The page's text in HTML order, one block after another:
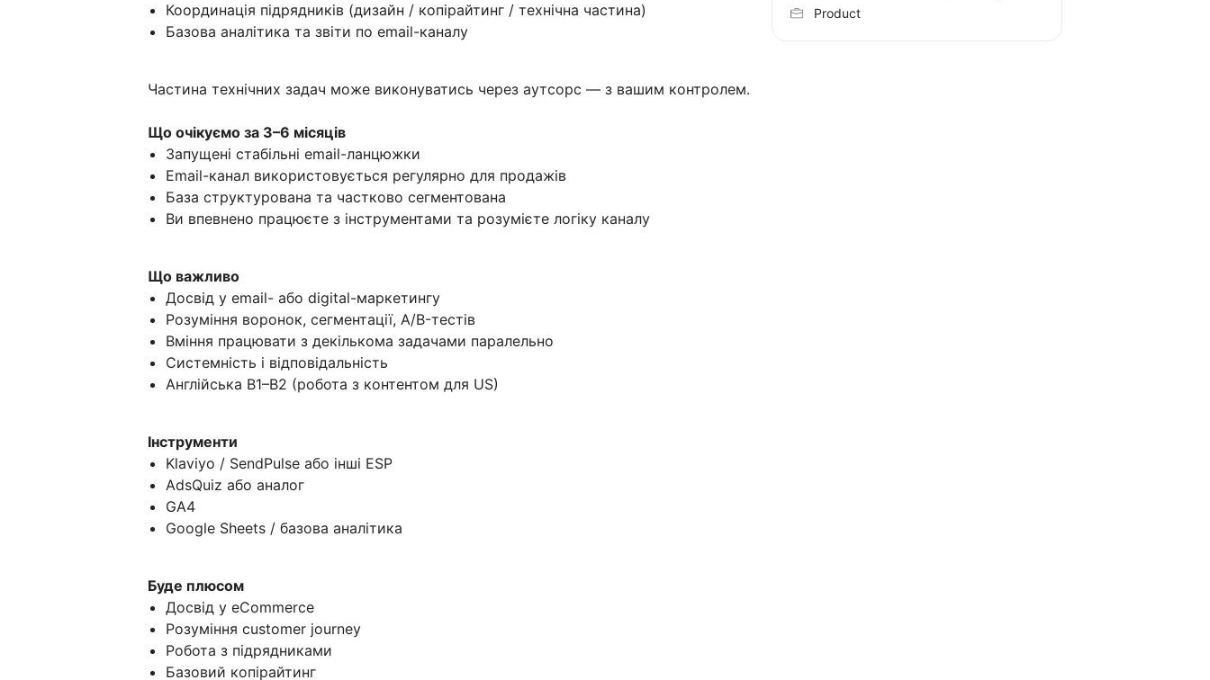
Координація підрядників (дизайн / копірайтинг / технічна частина)
Базова аналітика та звіти по email-каналу
Частина технічних задач може виконуватись через аутсорс — з вашим контролем.
Що очікуємо за 3–6 місяців
Запущені стабільні email-ланцюжки
Email-канал використовується регулярно для продажів
База структурована та частково сегментована
Ви впевнено працюєте з інструментами та розумієте логіку каналу
Що важливо
Досвід у email- або digital-маркетингу
Розуміння воронок, сегментації, A/B-тестів
Вміння працювати з декількома задачами паралельно
Системність і відповідальність
Англійська B1–B2 (робота з контентом для US)
Інструменти
Klaviyo / SendPulse або інші ESP
AdsQuiz або аналог
GA4
Google Sheets / базова аналітика
Буде плюсом
Досвід у eCommerce
Розуміння customer journey
Робота з підрядниками
Базовий копірайтинг
Product